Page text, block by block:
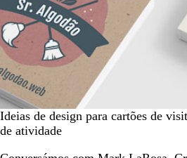
Ideias de design para cartões de
de atividade